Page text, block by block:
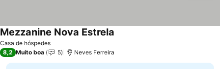
Casa de hóspedes
Mezzanine Nova Estrela
8,2 Muito boa 5 Neves Ferreira